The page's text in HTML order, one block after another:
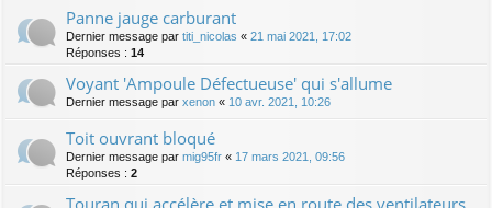
Panne jauge carburant
Dernier message par titi_nicolas « 21 mai 2021, 17:02
Réponses : 14
Voyant 'Ampoule Défectueuse' qui s'allume
Dernier message par xenon « 10 avr. 2021, 10:26
Toit ouvrant bloqué
Dernier message par mig95fr « 17 mars 2021, 09:56
Réponses : 2